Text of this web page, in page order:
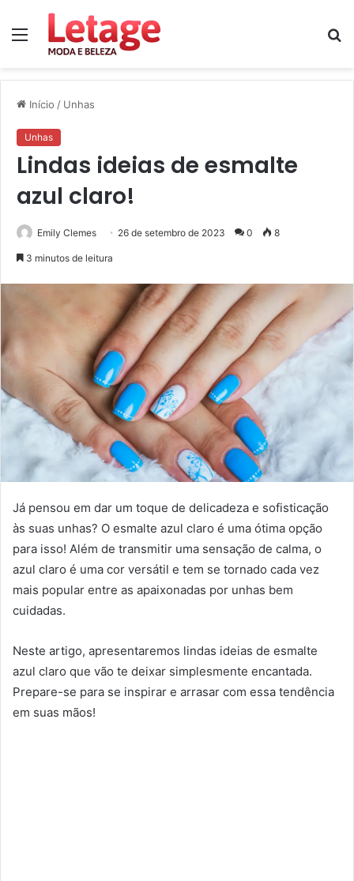
Menu
Início / Unhas
Unhas
Lindas ideias de esmalte
azul claro!
Emily Clemes 26 de setembro de 2023 0 8
3 minutos de leitura
Já pensou em dar um toque de delicadeza e sofisticação
às suas unhas? O esmalte azul claro é uma ótima opção
para isso! Além de transmitir uma sensação de calma, o
azul claro é uma cor versátil e tem se tornado cada vez
mais popular entre as apaixonadas por unhas bem
cuidadas.
Neste artigo, apresentaremos lindas ideias de esmalte
azul claro que vão te deixar simplesmente encantada.
Prepare-se para se inspirar e arrasar com essa tendência
em suas mãos!